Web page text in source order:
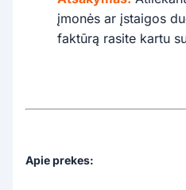
įmonės ar įstaigos
faktūrą rasite kartu
Apie prekes: